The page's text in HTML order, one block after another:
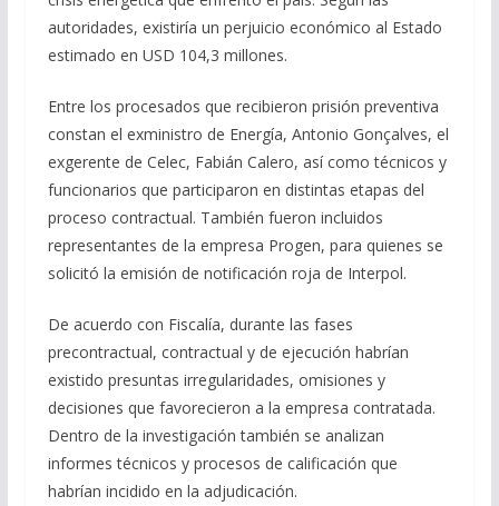
autoridades, existiría un perjuicio económico al Estado
estimado en USD 104,3 millones.
Entre los procesados que recibieron prisión preventiva
constan el exministro de Energía, Antonio Gonçalves, el
exgerente de Celec, Fabián Calero, así como técnicos y
funcionarios que participaron en distintas etapas del
proceso contractual. También fueron incluidos
representantes de la empresa Progen, para quienes se
solicitó la emisión de notificación roja de Interpol.
De acuerdo con Fiscalía, durante las fases
precontractual, contractual y de ejecución habrían
existido presuntas irregularidades, omisiones y
decisiones que favorecieron a la empresa contratada.
Dentro de la investigación también se analizan
informes técnicos y procesos de calificación que
habrían incidido en la adjudicación.